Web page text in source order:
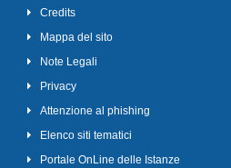
Credits
Mappa del sito
Note Legali
Privacy
Attenzione al phishing
Elenco siti tematici
Portale OnLine delle Istanze